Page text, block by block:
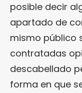
posible decir
apartado de
mismo público
contratadas
descabellado
forma en que